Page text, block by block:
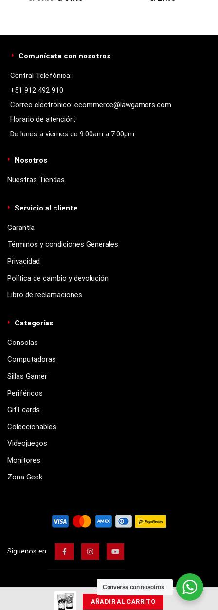
Comunícate con nosotros
Central Telefónica:
+51 912 492 910
Correo electrónico: ecommerce@lawgamers.com
Horario de atención:
De lunes a viernes de 9:00am a 7:00pm
Nosotros
Nuestras Tiendas
Servicio al cliente
Garantía
Términos y condiciones Generales
Privacidad
Política de cambio y devolución
Libro de reclamaciones
Categorías
Consolas
Computadoras
Sillas Gamer
Periféricos
Gift cards
Coleccionables
Videojuegos
Monitores
Zona Geek
Siguenos en:
Conversa con nosotros
AÑADIR AL CARRITO